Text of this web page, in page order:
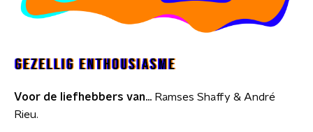
Voor de liefhebbers van... Ramses Shaffy & André
Rieu.